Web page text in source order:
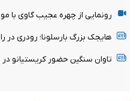
رونمایی از چهره عجیب گاوی با
هایجک بزرگ بارسلونا؛ رودری در
تاوان سنگین حضور کریستیانو در